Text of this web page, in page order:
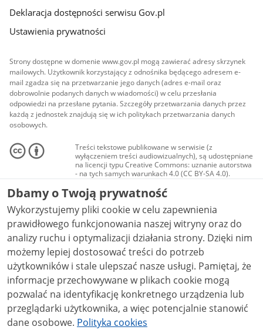
Deklaracja dostępności serwisu Gov.pl
Ustawienia prywatności
Strony dostępne w domenie www.gov.pl mogą zawierać adresy skrzynek
mailowych. Użytkownik korzystający z odnośnika będącego adresem e-
mail zgadza się na przetwarzanie jego danych (adres e-mail oraz
dobrowolnie podanych danych w wiadomości) w celu przesłania
odpowiedzi na przesłane pytania. Szczegóły przetwarzania danych przez
każdą z jednostek znajdują się w ich politykach przetwarzania danych
osobowych.
Treści tekstowe publikowane w serwisie (z
wyłączeniem treści audiowizualnych), są udostępniane
na licencji typu Creative Commons: uznanie autorstwa
- na tych samych warunkach 4.0 (CC BY-SA 4.0).
Materiały audiowizualne, w tym zdjęcia, materiały
audio i wideo, są udostępniane na licencji typu
Creative Commons: uznanie autorstwa użycie
niekomercyjne - bez utworów zależnych 4.0 (CC BY-
NC-ND 4.0), o ile nie jest to stwierdzone inaczej.
Dbamy o Twoją prywatność
Wykorzystujemy pliki cookie w celu zapewnienia
prawidłowego funkcjonowania naszej witryny oraz do
analizy ruchu i optymalizacji działania strony. Dzięki nim
możemy lepiej dostosować treści do potrzeb
użytkowników i stale ulepszać nasze usługi. Pamiętaj, że
informacje przechowywane w plikach cookie mogą
pozwalać na identyfikację konkretnego urządzenia lub
przeglądarki użytkownika, a więc potencjalnie stanowić
dane osobowe. Polityka cookies